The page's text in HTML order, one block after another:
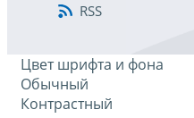
RSS
Цвет шрифта и фона
Обычный
Контрастный